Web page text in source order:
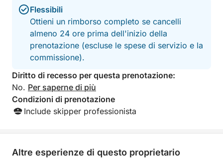
Flessibili
Ottieni un rimborso completo se cancelli
almeno 24 ore prima dell'inizio della
prenotazione (escluse le spese di servizio e la
commissione).
Diritto di recesso per questa prenotazione:
No. Per saperne di più
Condizioni di prenotazione
Include skipper professionista
Altre esperienze di questo proprietario